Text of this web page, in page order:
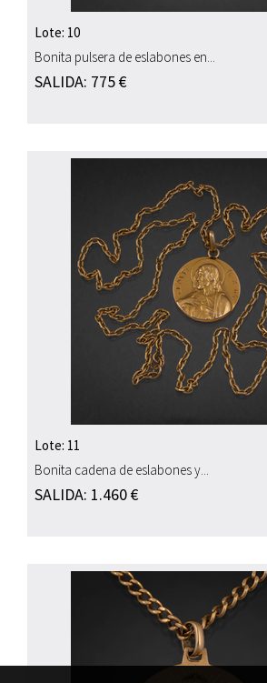
Lote: 10
Bonita pulsera de eslabones en...
SALIDA: 775 €
Lote: 11
Bonita cadena de eslabones y...
SALIDA: 1.460 €